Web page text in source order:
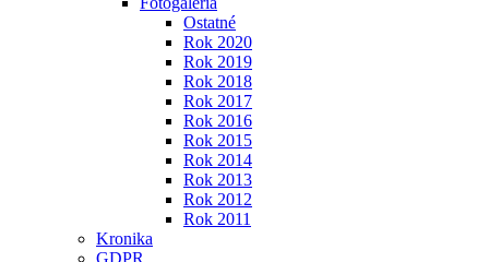
Ostatné
Rok 2020
Rok 2019
Rok 2018
Rok 2017
Rok 2016
Rok 2015
Rok 2014
Rok 2013
Rok 2012
Rok 2011
Kronika
GDPR